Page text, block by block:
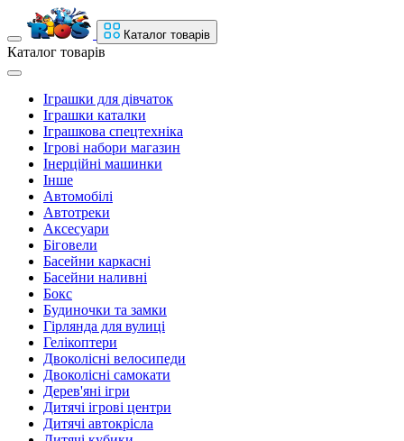
Каталог товарів
Каталог товарів
Іграшки для дівчаток
Іграшки каталки
Іграшкова спецтехніка
Ігрові набори магазин
Інерційні машинки
Інше
Автомобілі
Автотреки
Аксесуари
Біговели
Басейни каркасні
Басейни наливні
Бокс
Будиночки та замки
Гірлянда для вулиці
Гелікоптери
Двоколісні велосипеди
Двоколісні самокати
Дерев'яні ігри
Дитячі ігрові центри
Дитячі автокрісла